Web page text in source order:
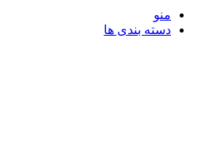
منو
دسته بندی ها